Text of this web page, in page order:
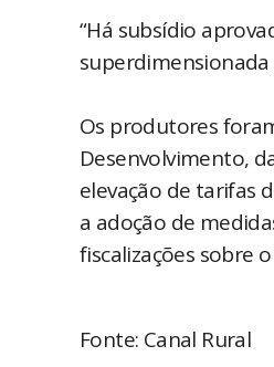
“Há subsídio
Os produtores
Desenvolvimento,
elevação de tarifas
a adoção de
fiscalizações sobre
Fonte: Canal Rural